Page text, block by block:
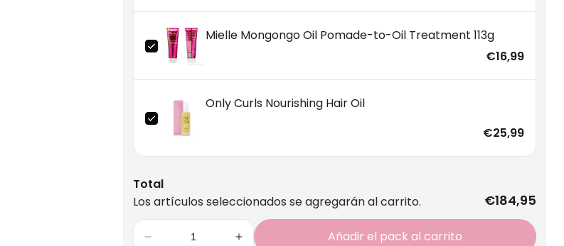
Mielle Mongongo Oil Pomade-to-Oil Treatment 113g
€16,99
Only Curls Nourishing Hair Oil
€25,99
Total
Los artículos seleccionados se agregarán al carrito.
€184,95
Añadir el pack al carrito